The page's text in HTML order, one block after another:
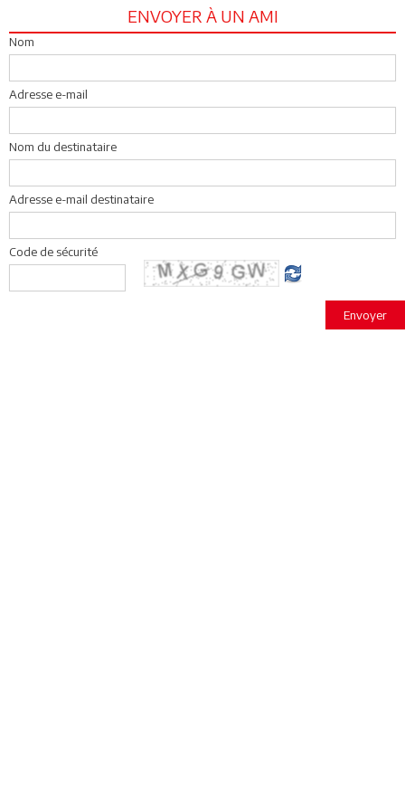
ENVOYER À UN AMI
Nom
Adresse e-mail
Nom du destinataire
Adresse e-mail destinataire
Code de sécurité
Envoyer